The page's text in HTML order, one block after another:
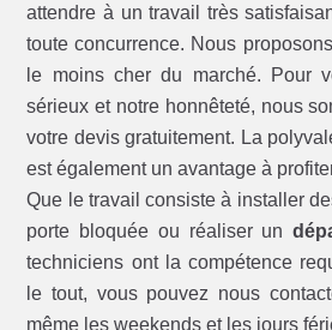
attendre à un travail très
toute concurrence. Nous
le moins cher du marché. Pour
sérieux et notre honnêteté, nous
votre devis gratuitement. La
est également un avantage à
Que le travail consiste à installer
porte bloquée ou réaliser un
techniciens ont la compétence
le tout, vous pouvez nous
même les weekends et les jours